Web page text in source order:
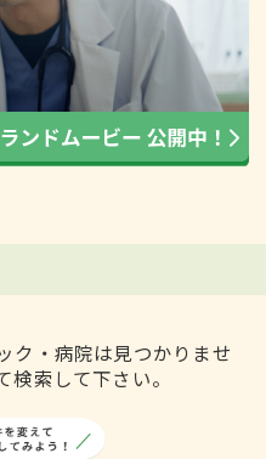
ク・病院は見つかりませ
索して下さい。